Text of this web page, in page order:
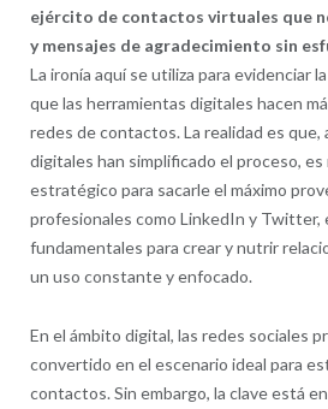
ejército de contactos virtuales que
y mensajes de agradecimiento sin
La ironía aquí se utiliza para evidenciar
que las herramientas digitales hacen
redes de contactos. La realidad es que,
digitales han simplificado el proceso,
estratégico para sacarle el máximo
profesionales como LinkedIn y Twitter,
fundamentales para crear y nutrir
un uso constante y enfocado.
En el ámbito digital, las redes sociales
convertido en el escenario ideal para
contactos. Sin embargo, la clave está